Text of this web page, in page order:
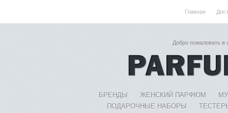
Главная
Добро пожаловать
БРЕНДЫ ЖЕНСКИЙ ПАРФЮМ
ПОДАРОЧНЫЕ НАБОРЫ